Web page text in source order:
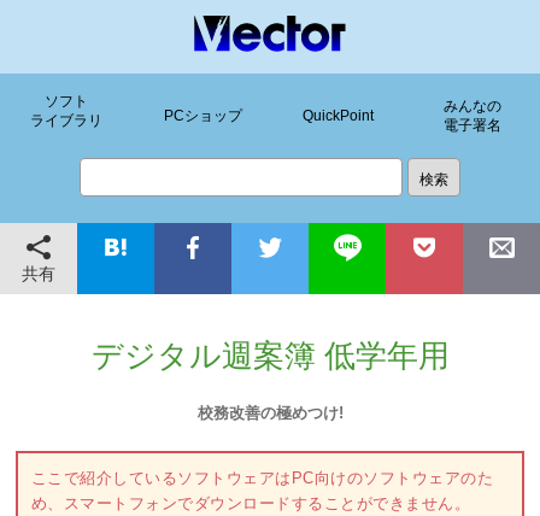
ソフト
ライブラリ
PCショップ QuickPoint
みんなの
電子署名
共有
デジタル週案簿 低学年用
校務改善の極めつけ!
ここで紹介しているソフトウェアはPC向けのソフトウェアのた
め、スマートフォンでダウンロードすることができません。